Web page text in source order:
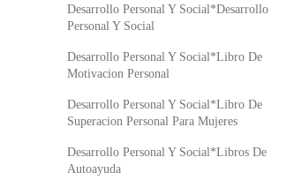
Desarrollo Personal Y Social*Desarrollo
Personal Y Social
Desarrollo Personal Y Social*Libro De
Motivacion Personal
Desarrollo Personal Y Social*Libro De
Superacion Personal Para Mujeres
Desarrollo Personal Y Social*Libros De
Autoayuda